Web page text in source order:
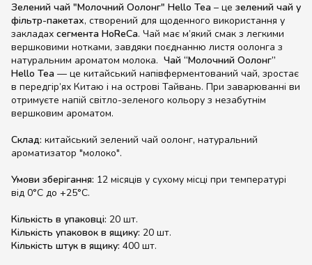
Зелений чай "Молочний Оолонг" Hello Tea – це зелений чай у
фільтр-пакетах, створений для щоденного використання у
закладах сегмента HoReCa. Чай має м’який смак з легкими
вершковими нотками, завдяки поєднанню листя оолонга з
натуральним ароматом молока. Чай “Молочний Оолонг”
Hello Tea — це китайський напівферментований чай, зростає
в передгір’ях Китаю і на острові Тайвань. При заварюванні ви
отримуєте напій світло-зеленого кольору з незабутнім
вершковим ароматом.
Склад: китайський зелений чай оолонг, натуральний
ароматизатор "молоко".
Умови зберігання: 12 місяців у сухому місці при температурі
від 0°C до +25°C.
Кількість в упаковці: 20 шт.
Кількість упаковок в ящику: 20 шт.
Кількість штук в ящику: 400 шт.